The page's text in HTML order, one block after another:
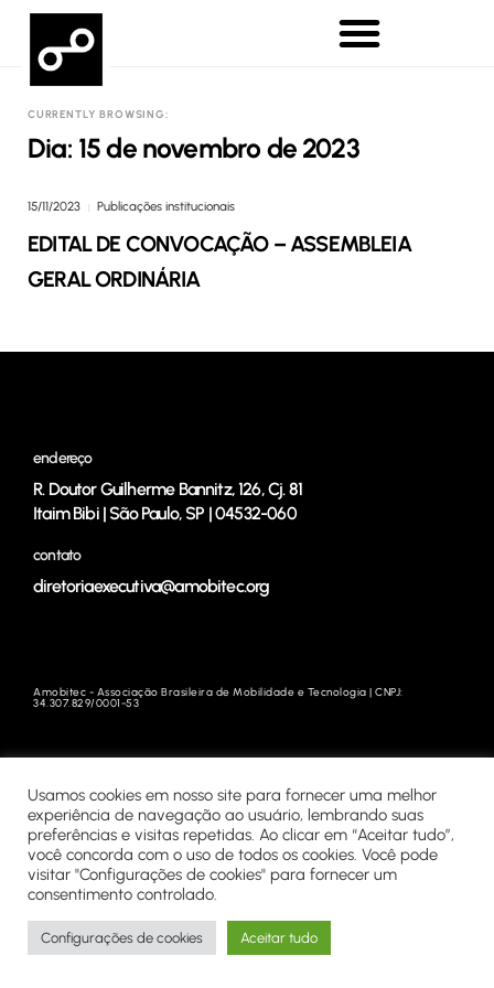
CURRENTLY BROWSING:
Dia: 15 de novembro de 2023
15/11/2023 | Publicações institucionais
EDITAL DE CONVOCAÇÃO – ASSEMBLEIA
GERAL ORDINÁRIA
endereço
R. Doutor Guilherme Bannitz, 126, Cj. 81
Itaim Bibi | São Paulo, SP | 04532-060
contato
diretoriaexecutiva@amobitec.org
Amobitec - Associação Brasileira de Mobilidade e Tecnologia | CNPJ:
34.307.829/0001-53
Usamos cookies em nosso site para fornecer uma melhor
experiência de navegação ao usuário, lembrando suas
preferências e visitas repetidas. Ao clicar em “Aceitar tudo”,
você concorda com o uso de todos os cookies. Você pode
visitar "Configurações de cookies" para fornecer um
consentimento controlado.
Configurações de cookies Aceitar tudo